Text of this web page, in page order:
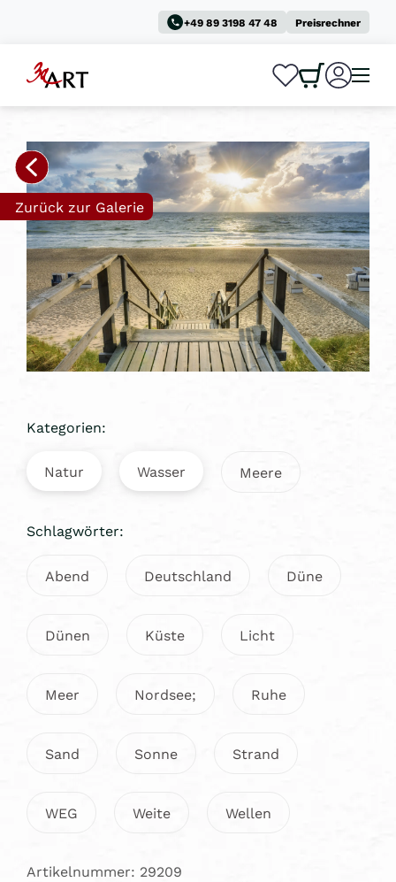
+49 89 3198 47 48 Preisrechner
0
Zurück zur Galerie
Kategorien:
Natur Wasser Meere
Schlagwörter:
Abend Deutschland Düne
Dünen Küste Licht
Meer Nordsee; Ruhe
Sand Sonne Strand
WEG Weite Wellen
Artikelnummer: 29209